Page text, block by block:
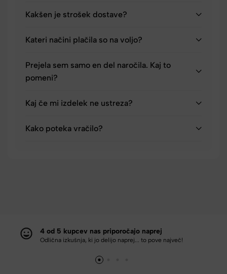
Kakšen je strošek dostave?
Kateri načini plačila so na voljo?
Prejela sem samo en del naročila. Kaj to
pomeni?
Kaj če mi izdelek ne ustreza?
Kako poteka vračilo?
4 od 5 kupcev nas priporočajo naprej
Odlična izkušnja, ki jo delijo naprej... to pove največ!